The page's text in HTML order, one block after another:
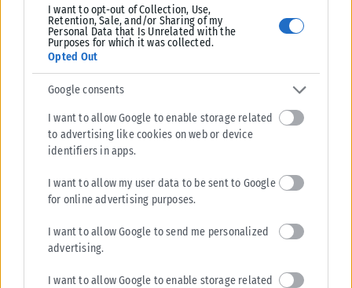
I want to opt-out of Collection, Use,
Retention, Sale, and/or Sharing of my
Personal Data that Is Unrelated with the
Purposes for which it was collected.
Opted Out
Google consents
I want to allow Google to enable storage related
to advertising like cookies on web or device
identifiers in apps.
I want to allow my user data to be sent to Google
for online advertising purposes.
I want to allow Google to send me personalized
advertising.
I want to allow Google to enable storage related